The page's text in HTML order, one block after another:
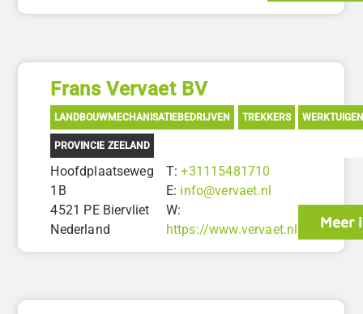
Frans Vervaet BV
LANDBOUWMECHANISATIEBEDRIJVEN TREKKERS WERKTUIGEN
PROVINCIE ZEELAND
Hoofdplaatseweg
1B
4521 PE Biervliet
Nederland
T:+31115481710
E: info@vervaet.nl
W:
https://www.vervaet.nl
Meer